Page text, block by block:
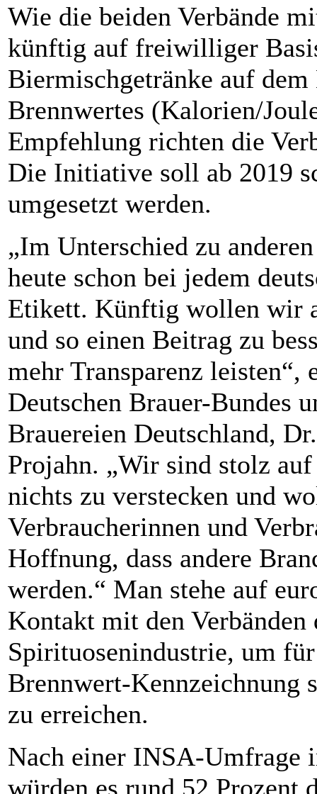
Wie die beiden Verbände
künftig auf freiwilliger
Biermischgetränke auf
Brennwertes (Kalorien/
Empfehlung richten die
Die Initiative soll ab 2019
umgesetzt werden.
„Im Unterschied zu
heute schon bei jedem
Etikett. Künftig wollen wir
und so einen Beitrag zu
mehr Transparenz leisten“,
Deutschen Brauer-Bundes
Brauereien Deutschland,
Projahn. „Wir sind stolz
nichts zu verstecken und
Verbraucherinnen und
Hoffnung, dass andere
werden.“ Man stehe auf
Kontakt mit den
Spirituosenindustrie, um
Brennwert-Kennzeichnung
zu erreichen.
Nach einer INSA-Umfrage
würden es rund 52 Prozent